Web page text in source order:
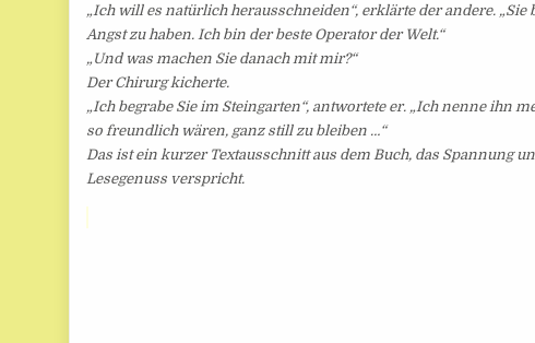
„Ich will es natürlich herausschneiden“, erklärte der andere.
Angst zu haben. Ich bin der beste Operator der Welt.“
„Und was machen Sie danach mit mir?“
Der Chirurg kicherte.
„Ich begrabe Sie im Steingarten“, antwortete er. „Ich nenne ihn
so freundlich wären, ganz still zu bleiben …“
Das ist ein kurzer Textausschnitt aus dem Buch, das Spannung
Lesegenuss verspricht.